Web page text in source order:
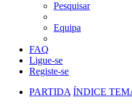
Pesquisar
Equipa
FAQ
Ligue-se
Registe-se
PARTIDA ÍNDICE